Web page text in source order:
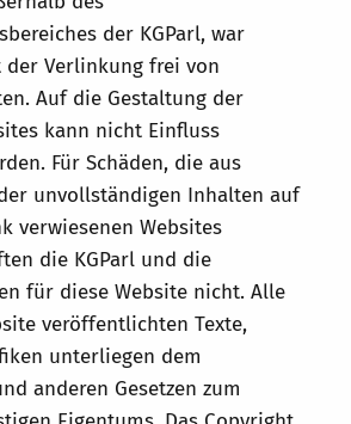
der KGParl, war
der Verlinkung frei von
Auf die Gestaltung der
kann nicht Einfluss
Für Schäden, die aus
unvollständigen Inhalten auf
verwiesenen Websites
die KGParl und die
für diese Website nicht. Alle
veröffentlichten Texte,
unterliegen dem
anderen Gesetzen zum